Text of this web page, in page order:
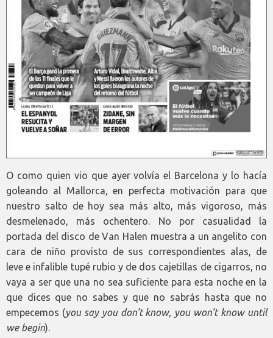
O como quien vio que ayer volvía el Barcelona y lo hacía
goleando al Mallorca, en perfecta motivación para que
nuestro salto de hoy sea más alto, más vigoroso, más
desmelenado, más ochentero. No por casualidad la
portada del disco de Van Halen muestra a un angelito con
cara de niño provisto de sus correspondientes alas, de
leve e infalible tupé rubio y de dos cajetillas de cigarros, no
vaya a ser que una no sea suficiente para esta noche en la
que dices que no sabes y que no sabrás hasta que no
empecemos (you say you don't know, you won't know until
we begin).